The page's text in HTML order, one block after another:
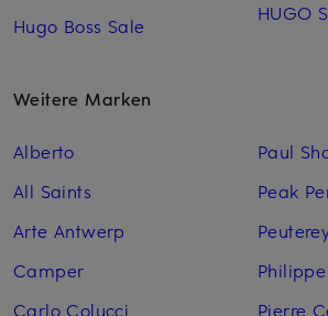
Hugo Boss Sale
HUGO
Weitere Marken
Alberto
All Saints
Arte Antwerp
Camper
Carlo Colucci
Paul
Peak
Pierre